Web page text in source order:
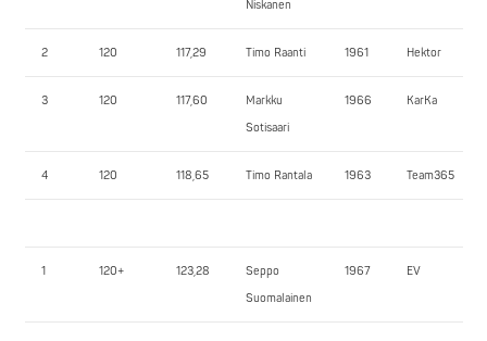
Niskanen
2 120 117,29 Timo Raanti 1961 Hektor
3 120 117,60
Markku
Sotisaari
1966 KarKa
4 120 118,65 Timo Rantala 1963 Team365
1 120+ 123,28
Seppo
Suomalainen
1967 EV